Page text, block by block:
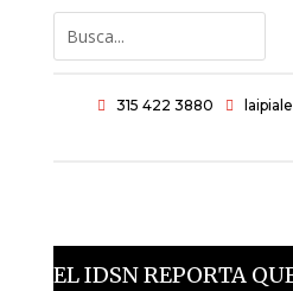
 315 422 3880 
EL IDSN REPORTA